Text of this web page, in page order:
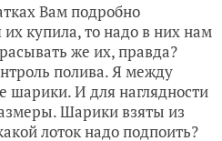
Вам подробно
купила, то надо в них нам
же их, правда?
полива. Я между
шарики. И для наглядности
Шарики взяты из
лоток надо подпоить?